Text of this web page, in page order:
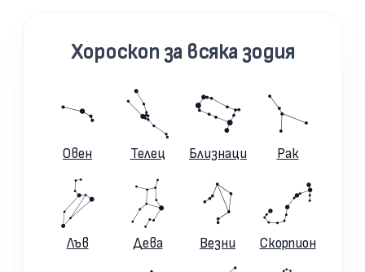
Хороскоп за всяка зодия
Овен Телец Близнаци Рак
Лъв Дева Везни Скорпион